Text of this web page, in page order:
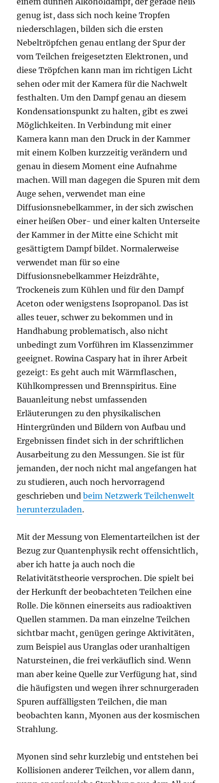
genug ist, dass sich noch keine Tropfen
niederschlagen, bilden sich die ersten
Nebeltröpfchen genau entlang der Spur der
vom Teilchen freigesetzten Elektronen, und
diese Tröpfchen kann man im richtigen Licht
sehen oder mit der Kamera für die Nachwelt
festhalten. Um den Dampf genau an diesem
Kondensationspunkt zu halten, gibt es zwei
Möglichkeiten. In Verbindung mit einer
Kamera kann man den Druck in der Kammer
mit einem Kolben kurzzeitig verändern und
genau in diesem Moment eine Aufnahme
machen. Will man dagegen die Spuren mit dem
Auge sehen, verwendet man eine
Diffusionsnebelkammer, in der sich zwischen
einer heißen Ober- und einer kalten Unterseite
der Kammer in der Mitte eine Schicht mit
gesättigtem Dampf bildet. Normalerweise
verwendet man für so eine
Diffusionsnebelkammer Heizdrähte,
Trockeneis zum Kühlen und für den Dampf
Aceton oder wenigstens Isopropanol. Das ist
alles teuer, schwer zu bekommen und in
Handhabung problematisch, also nicht
unbedingt zum Vorführen im Klassenzimmer
geeignet. Rowina Caspary hat in ihrer Arbeit
gezeigt: Es geht auch mit Wärmflaschen,
Kühlkompressen und Brennspiritus. Eine
Bauanleitung nebst umfassenden
Erläuterungen zu den physikalischen
Hintergründen und Bildern von Aufbau und
Ergebnissen findet sich in der schriftlichen
Ausarbeitung zu den Messungen. Sie ist für
jemanden, der noch nicht mal angefangen hat
zu studieren, auch noch hervorragend
geschrieben undbeim Netzwerk Teilchenwelt
herunterzuladen.
Mit der Messung von Elementarteilchen ist der
Bezug zur Quantenphysik recht offensichtlich,
aber ich hatte ja auch noch die
Relativitätstheorie versprochen. Die spielt bei
der Herkunft der beobachteten Teilchen eine
Rolle. Die können einerseits aus radioaktiven
Quellen stammen. Da man einzelne Teilchen
sichtbar macht, genügen geringe Aktivitäten,
zum Beispiel aus Uranglas oder uranhaltigen
Natursteinen, die frei verkäuflich sind. Wenn
man aber keine Quelle zur Verfügung hat, sind
die häufigsten und wegen ihrer schnurgeraden
Spuren auffälligsten Teilchen, die man
beobachten kann, Myonen aus der kosmischen
Strahlung.
Myonen sind sehr kurzlebig und entstehen bei
Kollisionen anderer Teilchen, vor allem dann,